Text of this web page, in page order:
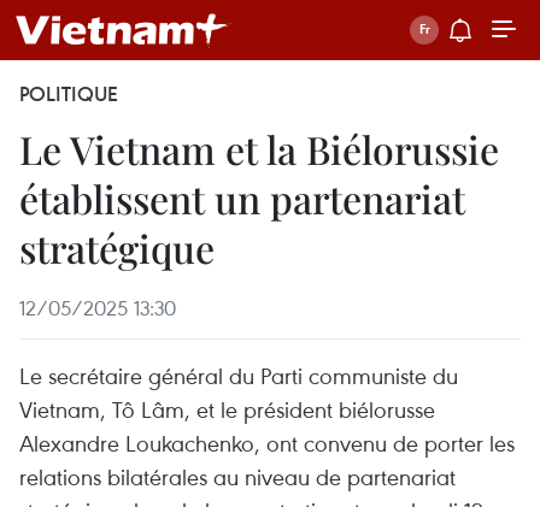
POLITIQUE
Le Vietnam et la Biélorussie
établissent un partenariat
stratégique
12/05/2025 13:30
Le secrétaire général du Parti communiste du
Vietnam, Tô Lâm, et le président biélorusse
Alexandre Loukachenko, ont convenu de porter les
relations bilatérales au niveau de partenariat